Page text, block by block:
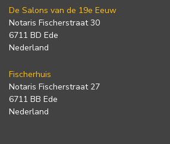
De Salons van de 19e Eeuw
Notaris Fischerstraat 30
6711 BD Ede
Nederland
Fischerhuis
Notaris Fischerstraat 27
6711 BB Ede
Nederland